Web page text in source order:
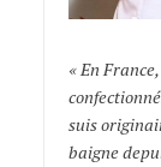
« En
suis
baigne